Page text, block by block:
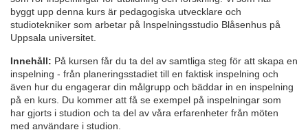
l
l
c
o
byggt upp denna kurs är pedagogiska utvecklare och
studiotekniker som arbetar på Inspelningsstudio Blåsenhus på
Uppsala universitet.
Innehåll: På kursen får du ta del av samtliga steg för att skapa en
inspelning - från planeringsstadiet till en faktisk inspelning och
även hur du engagerar din målgrupp och bäddar in en inspelning
på en kurs. Du kommer att få se exempel på inspelningar som
har gjorts i studion och ta del av våra erfarenheter från möten
med användare i studion.